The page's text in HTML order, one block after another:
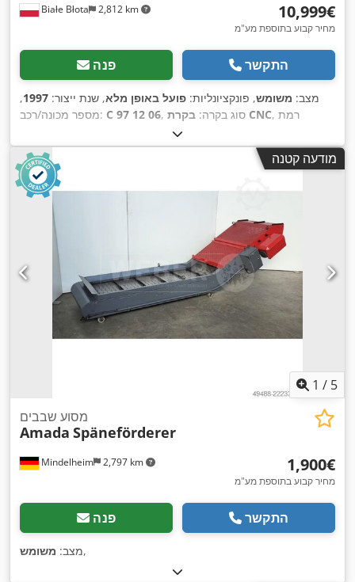
Białe Błota 2,812 km ‏10,999 ‏€
מחיר קבוע בתוספת מע"מ
פנה התקשר
מצב: משומש, פונקציונליות: פועל באופן מלא, שנת ייצור: 1997
,
מספר מכונה/רכב: C 97 12 06 , סוג בקרה: בקרת CNC, רמת
הידראולי
עובי מירבי של לוח:6 מ"מ , כוונון מד אחורי: מופעל CNC, מד מדף
אחורי:1,050 מ"מ
, מספר זרועות תמיכה:
ברז זווית
מודעה קטנה
1 / 5
Mindelheim 2,797 km
מסוע שבבים
Amada Späneförderer
‏1,900 ‏€
מחיר קבוע בתוספת מע"מ
פנה התקשר
מצב: משומש ,